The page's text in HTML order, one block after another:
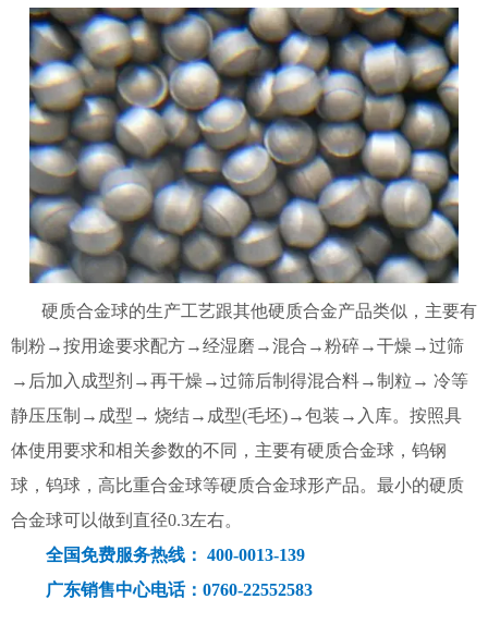
硬质合金球的生产工艺跟其他硬质合金产品类似，主要有
制粉→按用途要求配方→经湿磨→混合→粉碎→干燥→过筛
→后加入成型剂→再干燥→过筛后制得混合料→制粒→ 冷等
静压压制→成型→ 烧结→成型(毛坯)→包装→入库。按照具
体使用要求和相关参数的不同，主要有硬质合金球，钨钢
球，钨球，高比重合金球等硬质合金球形产品。最小的硬质
合金球可以做到直径0.3左右。
全国免费服务热线： 400-0013-139
广东销售中心电话：0760-22552583